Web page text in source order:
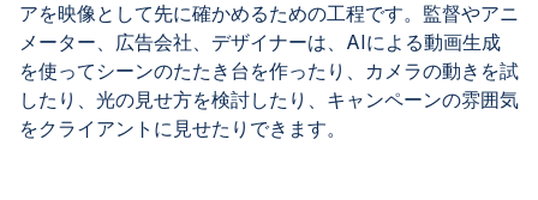
アを映像として先に確かめるための工程です。監督やアニ
メーター、広告会社、デザイナーは、AIによる動画生成
を使ってシーンのたたき台を作ったり、カメラの動きを試
したり、光の見せ方を検討したり、キャンペーンの雰囲気
をクライアントに見せたりできます。